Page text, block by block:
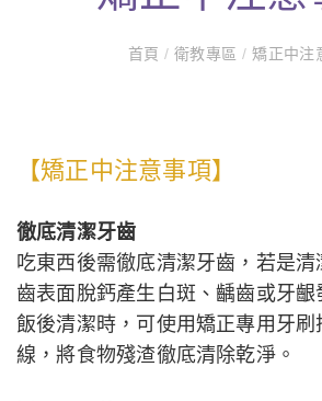
首頁/ 衛教專區/ 矯正中注
【矯正中注意事項】
徹底清潔牙齒
吃東西後需徹底清潔牙齒，若是
齒表面脫鈣產生白斑、齲齒或牙齦
飯後清潔時，可使用矯正專用牙刷
線，將食物殘渣徹底清除乾淨。